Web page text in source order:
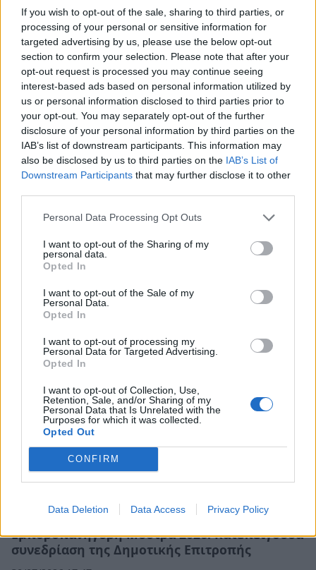
If you wish to opt-out of the sale, sharing to third parties, or
processing of your personal or sensitive information for
targeted advertising by us, please use the below opt-out
section to confirm your selection. Please note that after your
opt-out request is processed you may continue seeing
interest-based ads based on personal information utilized by
us or personal information disclosed to third parties prior to
your opt-out. You may separately opt-out of the further
disclosure of your personal information by third parties on the
IAB’s list of downstream participants. This information may
also be disclosed by us to third parties on the IAB’s List of
Downstream Participants that may further disclose it to other
Personal Data Processing Opt Outs
I want to opt-out of the Sharing of my
personal data.
Opted In
I want to opt-out of the Sale of my
Personal Data.
Opted In
I want to opt-out of processing my
Personal Data for Targeted Advertising.
Opted In
I want to opt-out of Collection, Use,
Retention, Sale, and/or Sharing of my
Personal Data that Is Unrelated with the
Purposes for which it was collected.
Opted Out
CONFIRM
Data Deletion Data Access Privacy Policy
αλλά δεν μιλάει – Θα είναι υποψήφιος
δήμαρχος Ευρώτα;
06/08/2026 13:10
Δήμος Ευρώτα: Σκουριά και φθορά η
αμείλικτη πραγματικότητα…
04/08/2026 09:07
Εμποροπανήγυρη Μυστρά 2026: Κατεπείγουσα
συνεδρίαση της Δημοτικής Επιτροπής